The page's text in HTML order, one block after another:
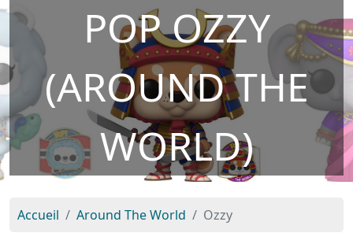
POP OZZY
(AROUND THE
WORLD)
Accueil Around The World Ozzy